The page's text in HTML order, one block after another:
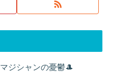
マジシャンの憂鬱🎩